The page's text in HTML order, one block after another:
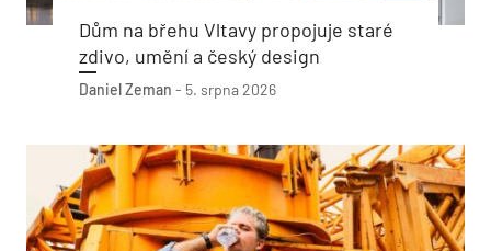
Dům na břehu Vltavy propojuje staré
zdivo, umění a český design
Daniel Zeman - 5. srpna 2026